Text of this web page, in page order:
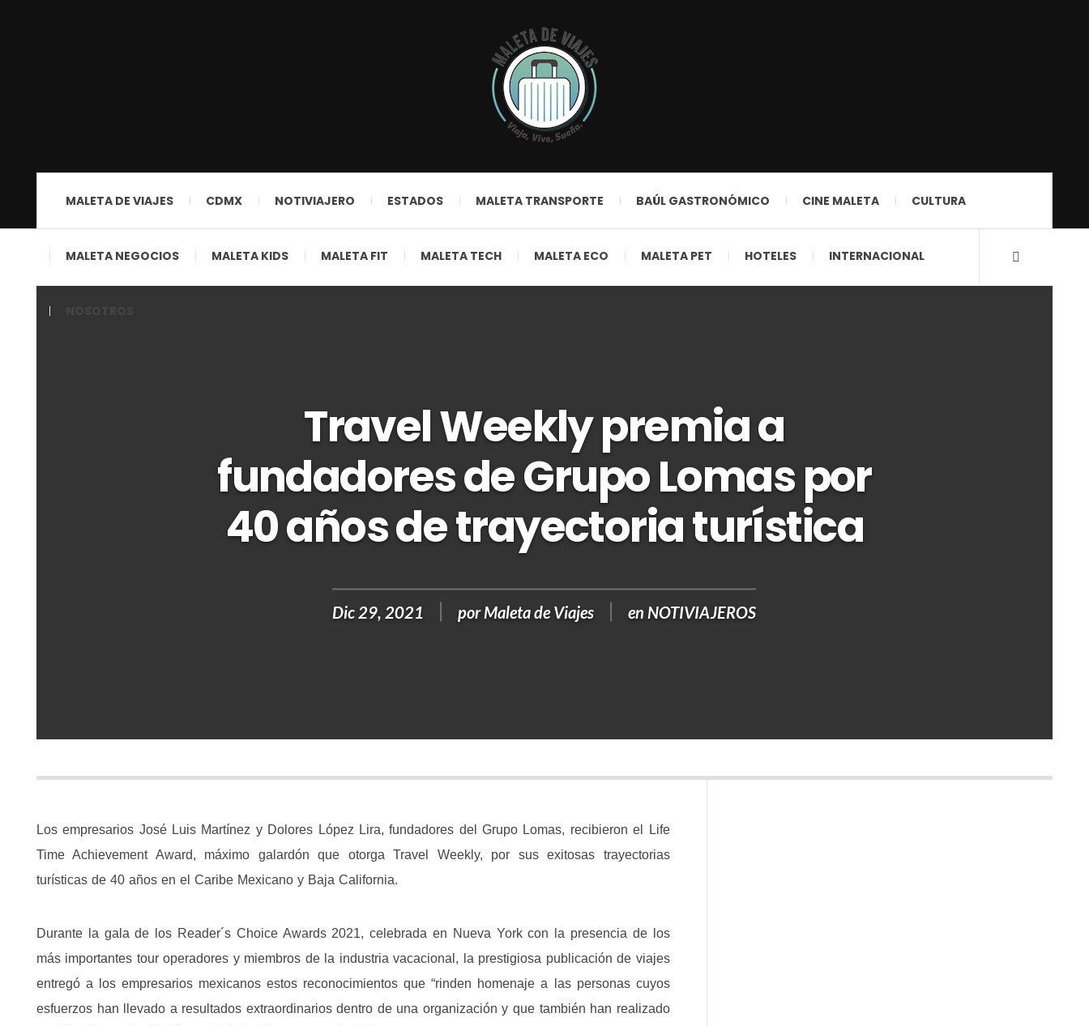
MALETA DE VIAJES CDMX NOTIVIAJERO ESTADOS MALETA TRANSPORTE BAÚL GASTRONÓMICO CINE MALETA CULTURA
MALETA NEGOCIOS MALETA KIDS MALETA FIT MALETA TECH MALETA ECO MALETA PET HOTELES INTERNACIONAL
Travel Weekly premia a
fundadores de Grupo Lomas por
40 años de trayectoria turística
Dic 29, 2021 porMaleta de Viajes en NOTIVIAJEROS
Los empresarios José Luis Martínez y Dolores López Lira, fundadores del Grupo Lomas, recibieron el Life
Time Achievement Award, máximo galardón que otorga Travel Weekly, por sus exitosas trayectorias
turísticas de 40 años en el Caribe Mexicano y Baja California.
Durante la gala de los Reader´s Choice Awards 2021, celebrada en Nueva York con la presencia de los
más importantes tour operadores y miembros de la industria vacacional, la prestigiosa publicación de viajes
entregó a los empresarios mexicanos estos reconocimientos que “rinden homenaje a las personas cuyos
esfuerzos han llevado a resultados extraordinarios dentro de una organización y que también han realizado